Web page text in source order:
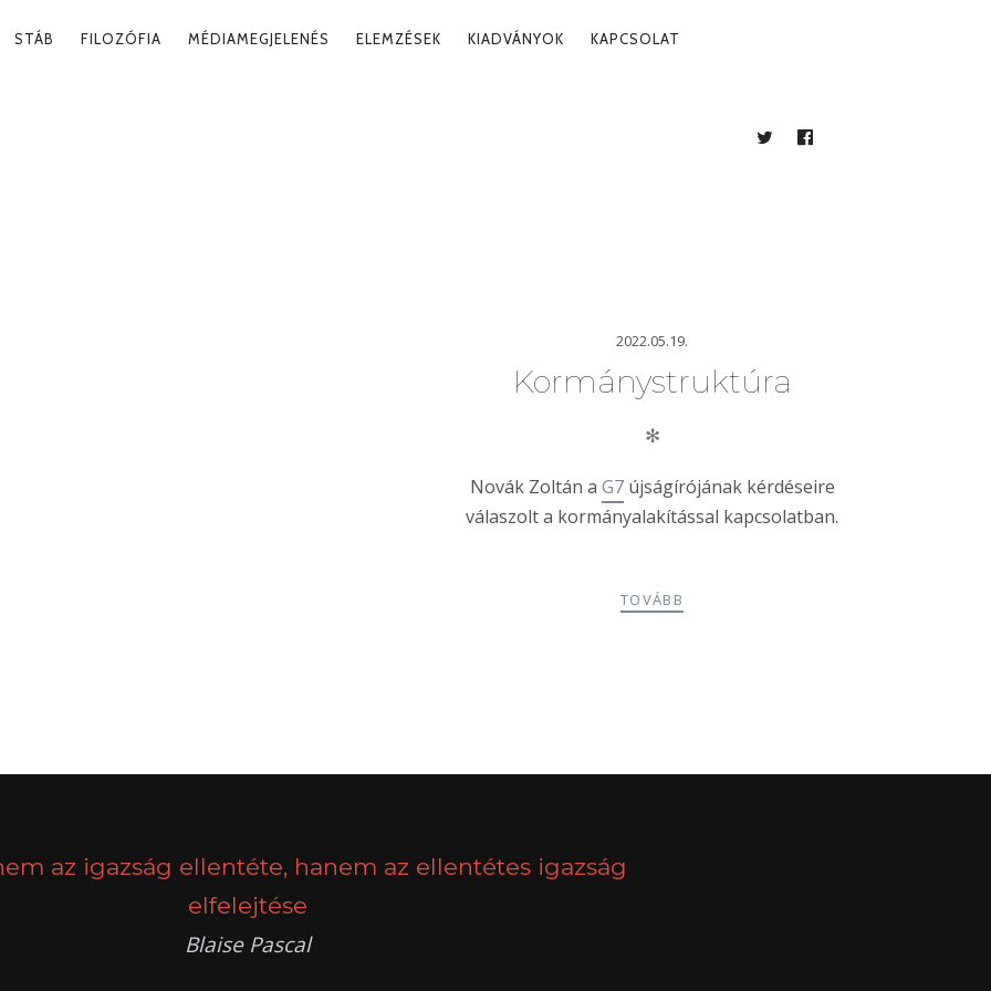
STÁB FILOZÓFIA MÉDIAMEGJELENÉS ELEMZÉSEK KIADVÁNYOK KAPCSOLAT
TWITTERFACEBOOK
2022.05.19.
Kormánystruktúra
✻
Novák Zoltán a G7újságírójának kérdéseire
válaszolt a kormányalakítással kapcsolatban.
TOVÁBB
az igazság ellentéte, hanem az ellentétes igazság
elfelejtése
Blaise Pascal